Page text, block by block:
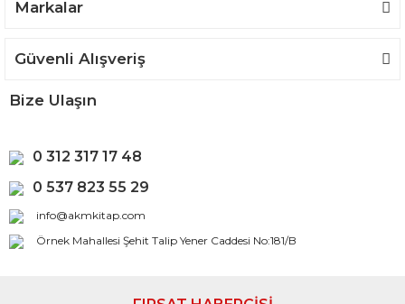
Markalar
Güvenli Alışveriş
Bize Ulaşın
0 312 317 17 48
0 537 823 55 29
info@akmkitap.com
Örnek Mahallesi Şehit Talip Yener Caddesi No:181/B